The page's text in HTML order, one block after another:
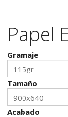
Papel
Gramaje
Tamaño
Acabado